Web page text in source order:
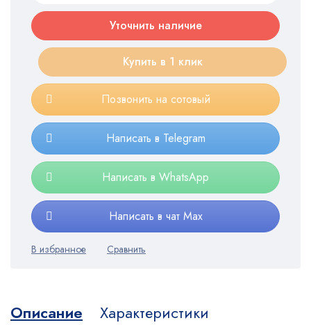
Уточнить наличие
Купить в 1 клик
Позвонить на сотовый
Написать в Telegram
Написать в WhatsApp
Написать в чат Max
Описание
Характеристики